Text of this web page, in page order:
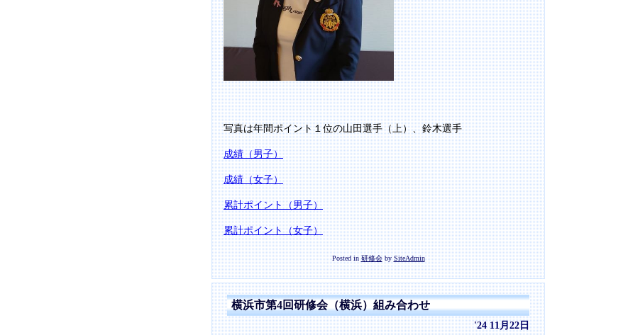
写真は年間ポイント１位の山田選手（上）、鈴木選手
成績（男子）
成績（女子）
累計ポイント（男子）
累計ポイント（女子）
Posted in研修会bySiteAdmin
横浜市第4回研修会（横浜）組み合わせ
'24 11月22日